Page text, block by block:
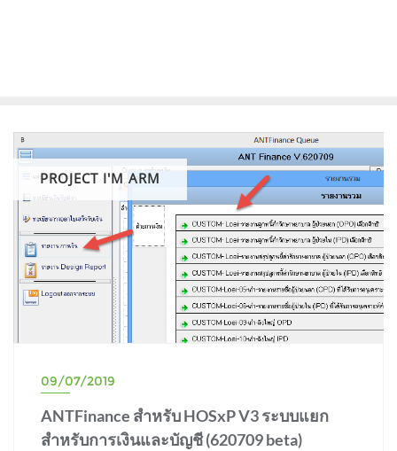
PROJECT I'M ARM
09/07/2019
ANTFinance สำหรับ HOSxP V3 ระบบแยก
สำหรับการเงินและบัญชี (620709 beta)